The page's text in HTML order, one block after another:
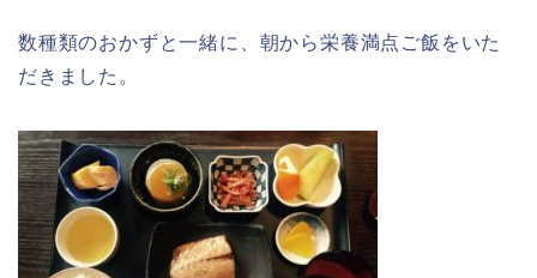
数種類のおかずと一緒に、朝から栄養満点ご飯をいた
だきました。